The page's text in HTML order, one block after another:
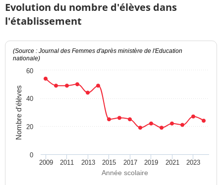
Evolution du nombre d'élèves dans
l'établissement
Année scolaire
Nombre d'élèves
(Source : Journal des Femmes d'après ministère de l'Education
nationale)
2009 2011 2013 2015 2017 2019 2021 2023
20
40
60
0